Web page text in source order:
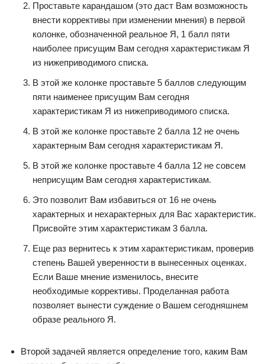
Проставьте карандашом (это даст Вам возможность
внести коррективы при изменении мнения) в первой
колонке, обозначенной реальное Я, 1 балл пяти
наиболее присущим Вам сегодня характеристикам Я
из нижеприводимого списка.
В этой же колонке проставьте 5 баллов следующим
пяти наименее присущим Вам сегодня
характеристикам Я из нижеприводимого списка.
В этой же колонке проставьте 2 балла 12 не очень
характерным Вам сегодня характеристикам Я.
В этой же колонке проставьте 4 балла 12 не совсем
неприсущим Вам сегодня характеристикам.
Это позволит Вам избавиться от 16 не очень
характерных и нехарактерных для Вас характеристик.
Присвойте этим характеристикам 3 балла.
Еще раз вернитесь к этим характеристикам, проверив
степень Вашей уверенности в вынесенных оценках.
Если Ваше мнение изменилось, внесите
необходимые коррективы. Проделанная работа
позволяет вынести суждение о Вашем сегодняшнем
образе реального Я.
Второй задачей является определение того, каким Вам